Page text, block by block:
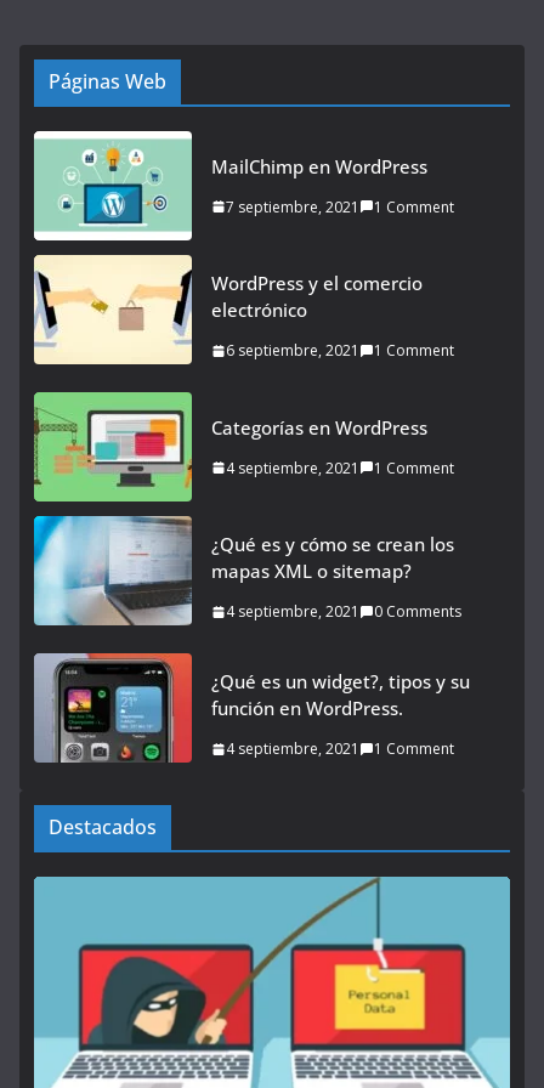
Páginas Web
MailChimp en WordPress
7 septiembre, 2021 1 Comment
WordPress y el comercio
electrónico
6 septiembre, 2021 1 Comment
Categorías en WordPress
4 septiembre, 2021 1 Comment
¿Qué es y cómo se crean los
mapas XML o sitemap?
4 septiembre, 2021 0 Comments
¿Qué es un widget?, tipos y su
función en WordPress.
4 septiembre, 2021 1 Comment
Destacados